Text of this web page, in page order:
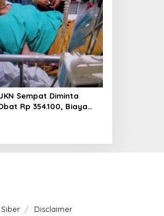
Sempat Diminta
Rp 354.100, Biaya
Disclaimer